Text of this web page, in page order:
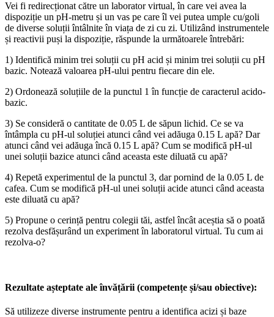
Vei fi redirecționat către un laborator virtual, în care vei avea la
dispoziție un pH-metru și un vas pe care îl vei putea umple cu/goli
de diverse soluții întâlnite în viața de zi cu zi. Utilizând instrumentele
și reactivii puși la dispoziție, răspunde la următoarele întrebări:
1) Identifică minim trei soluții cu pH acid și minim trei soluții cu pH
bazic. Notează valoarea pH-ului pentru fiecare din ele.
2) Ordonează soluțiile de la punctul 1 în funcție de caracterul acido-
bazic.
3) Se consideră o cantitate de 0.05 L de săpun lichid. Ce se va
întâmpla cu pH-ul soluției atunci când vei adăuga 0.15 L apă? Dar
atunci când vei adăuga încă 0.15 L apă? Cum se modifică pH-ul
unei soluții bazice atunci când aceasta este diluată cu apă?
4) Repetă experimentul de la punctul 3, dar pornind de la 0.05 L de
cafea. Cum se modifică pH-ul unei soluții acide atunci când aceasta
este diluată cu apă?
5) Propune o cerință pentru colegii tăi, astfel încât aceștia să o poată
rezolva desfășurând un experiment în laboratorul virtual. Tu cum ai
rezolva-o?
Rezultate așteptate ale învățării (competențe și/sau obiective):
Să utilizeze diverse instrumente pentru a identifica acizi și baze